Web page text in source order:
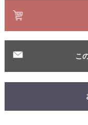
こ